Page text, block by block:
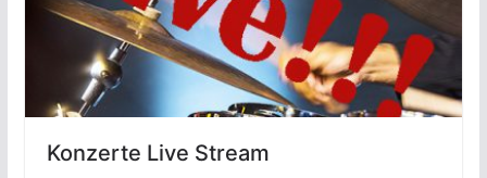
Konzerte Live Stream